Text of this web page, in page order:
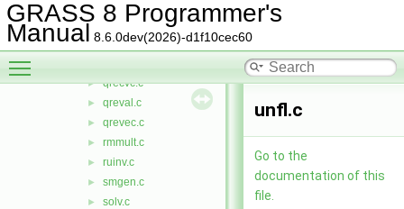
GRASS 8 Programmer's
Manual 8.6.0dev(2026)-d1f10cec60
► psinv.c
► qrbdi.c
► qrbdu1.c
► qrecvc.c
► qreval.c
► qrevec.c
► rmmult.c
► ruinv.c
► smgen.c
► solv.c
unfl.c
Go to the
documentation of this
file.